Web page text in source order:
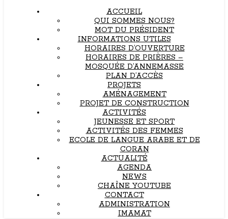
ACCUEIL
QUI SOMMES NOUS?
MOT DU PRÉSIDENT
INFORMATIONS UTILES
HORAIRES D’OUVERTURE
HORAIRES DE PRIÈRES –
MOSQUÉE D’ANNEMASSE
PLAN D’ACCÈS
PROJETS
AMÉNAGEMENT
PROJET DE CONSTRUCTION
ACTIVITÉS
JEUNESSE ET SPORT
ACTIVITÉS DES FEMMES
ECOLE DE LANGUE ARABE ET DE
CORAN
ACTUALITÉ
AGENDA
NEWS
CHAÎNE YOUTUBE
CONTACT
ADMINISTRATION
IMAMAT